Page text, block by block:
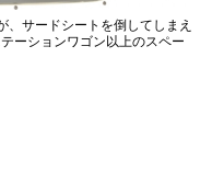
サードシートを倒してしまえ
ーションワゴン以上のスペー